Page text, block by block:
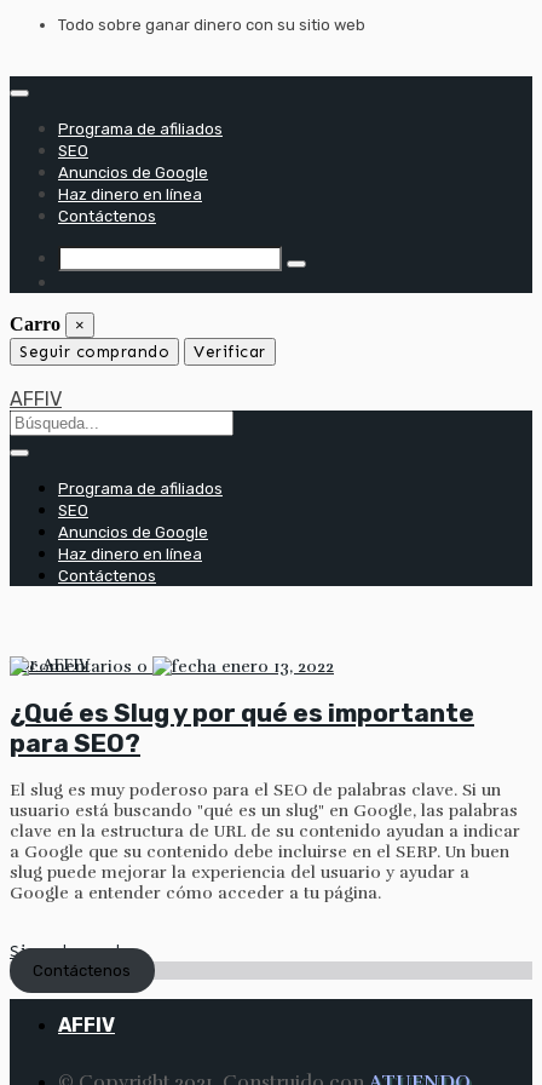
saltar
Todo sobre ganar dinero con su sitio web
Programa de afiliados
SEO
Anuncios de Google
Haz dinero en línea
Contáctenos
Carro ×
Seguir comprando Verificar
AFFIV
Programa de afiliados
SEO
Anuncios de Google
Haz dinero en línea
Contáctenos
por AFFIV 0 enero 13, 2022
¿Qué es Slug y por qué es importante
para SEO?
El slug es muy poderoso para el SEO de palabras clave. Si un
usuario está buscando "qué es un slug" en Google, las palabras
clave en la estructura de URL de su contenido ayudan a indicar
a Google que su contenido debe incluirse en el SERP. Un buen
slug puede mejorar la experiencia del usuario y ayudar a
Google a entender cómo acceder a tu página.
Sigue leyendo
Contáctenos
AFFIV